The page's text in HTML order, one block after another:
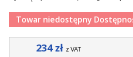
Towar niedostępny
234 zł z VAT